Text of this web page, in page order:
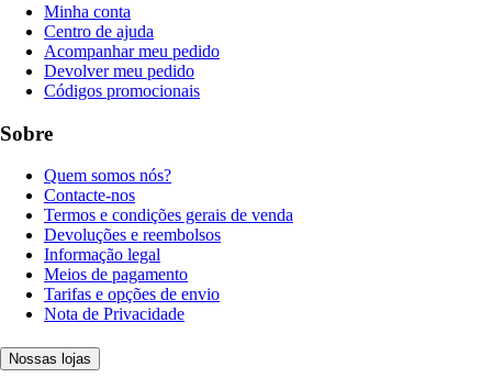
Minha conta
Centro de ajuda
Acompanhar meu pedido
Devolver meu pedido
Códigos promocionais
Sobre
Quem somos nós?
Contacte-nos
Termos e condições gerais de venda
Devoluções e reembolsos
Informação legal
Meios de pagamento
Tarifas e opções de envio
Nota de Privacidade
Nossas lojas